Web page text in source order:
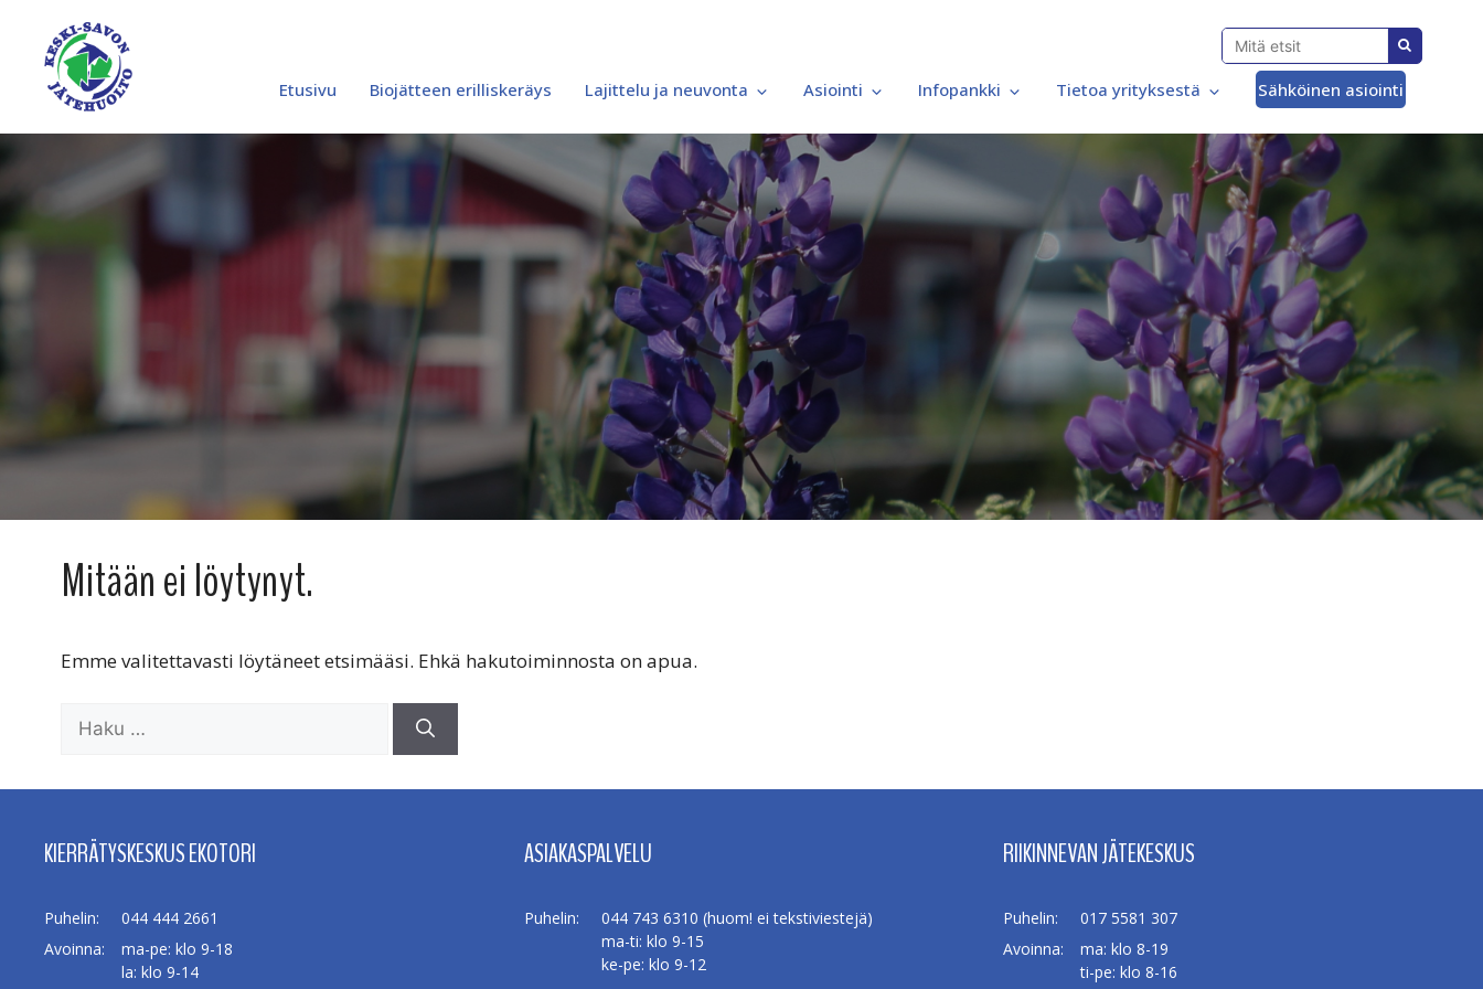
sisältöön
Etusivu Biojätteen erilliskeräys Lajittelu ja neuvonta Asiointi Infopankki Tietoa yrityksestä Sähköinen asiointi
Mitään ei löytynyt.
Emme valitettavasti löytäneet etsimääsi. Ehkä hakutoiminnosta on apua.
Haku:
KIERRÄTYSKESKUS EKOTORI
Puhelin:
044 444 2661
Avoinna:
ma-pe: klo 9-18
la: klo 9-14
ASIAKASPALVELU
Puhelin:
044 743 6310 (huom! ei tekstiviestejä)
ma-ti: klo 9-15
ke-pe: klo 9-12
RIIKINNEVAN JÄTEKESKUS
Puhelin:
017 5581 307
Avoinna:
ma: klo 8-19
ti-pe: klo 8-16